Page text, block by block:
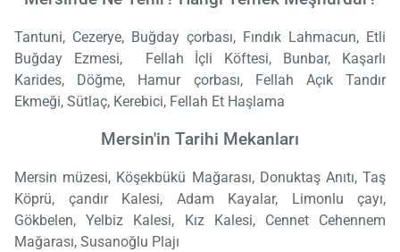
Tantuni, Cezerye, Buğday çorbası, Fındık Lahmacun, Etli
Buğday Ezmesi, Fellah İçli Köftesi, Bunbar, Kaşarlı
Karides, Döğme, Hamur çorbası, Fellah Açık Tandır
Ekmeği, Sütlaç, Kerebici, Fellah Et Haşlama
Mersin'in Tarihi Mekanları
Mersin müzesi, Köşekbükü Mağarası, Donuktaş Anıtı, Taş
Köprü, çandır Kalesi, Adam Kayalar, Limonlu çayı,
Gökbelen, Yelbiz Kalesi, Kız Kalesi, Cennet Cehennem
Mağarası, Susanoğlu Plajı